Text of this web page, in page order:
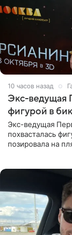
10 часов назад
Экс-ведущая
фигурой в
Экс-ведущая
похвасталась
позировала на